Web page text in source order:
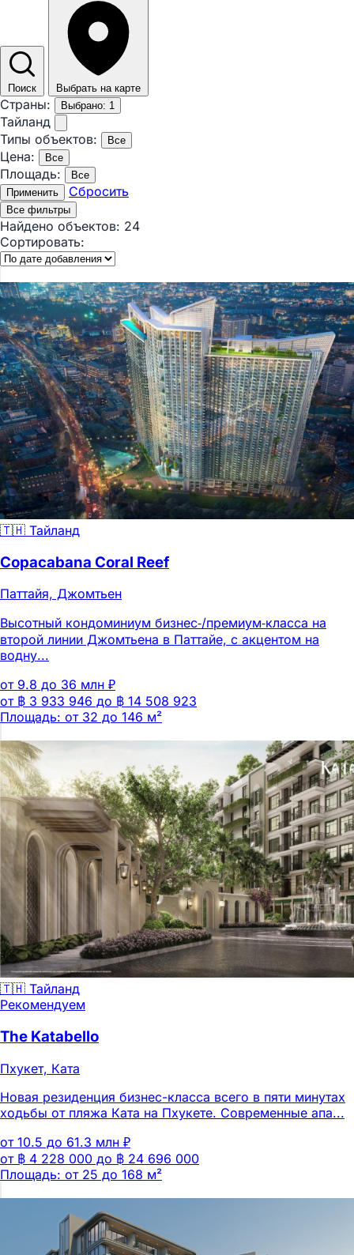
Поиск Выбрать на карте
Страны: Выбрано: 1
Тайланд
Типы объектов:
Все
Цена: Все
Площадь:
Все
Применить
Сбросить
Все фильтры
Найдено объектов: 24
Сортировать:
🇹🇭 Тайланд
Copacabana Coral Reef
Паттайя, Джомтьен
Высотный кондоминиум бизнес‑/премиум‑класса на
второй линии Джомтьена в Паттайе, с акцентом на
водну...
от 9.8 до 36 млн ₽
от ฿ 3 933 946 до ฿ 14 508 923
Площадь: от 32 до 146 м²
🇹🇭 Тайланд
Рекомендуем
The Katabello
Пхукет, Ката
Новая резиденция бизнес-класса всего в пяти минутах
ходьбы от пляжа Ката на Пхукете. Современные апа...
от 10.5 до 61.3 млн ₽
от ฿ 4 228 000 до ฿ 24 696 000
Площадь: от 25 до 168 м²